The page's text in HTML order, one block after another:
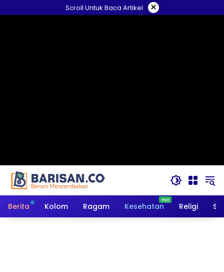
ke
Scroll Untuk Baca Artikel ×
Berita Kolom Ragam Kesehatan Religi